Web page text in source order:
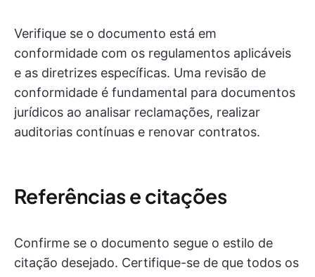
Verifique se o documento está em
conformidade com os regulamentos aplicáveis
e as diretrizes específicas. Uma revisão de
conformidade é fundamental para documentos
jurídicos ao analisar reclamações, realizar
auditorias contínuas e renovar contratos.
Referências e citações
Confirme se o documento segue o estilo de
citação desejado. Certifique-se de que todos os